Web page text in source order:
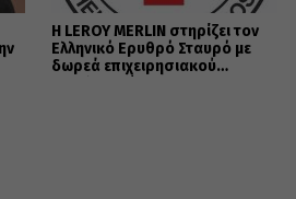
Η LEROY MERLIN στηρίζει τον
Ελληνικό Ερυθρό Σταυρό με
δωρεά επιχειρησιακού